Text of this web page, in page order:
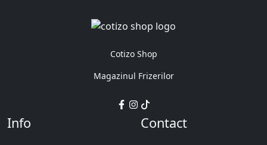
Cotizo Shop
Magazinul Frizerilor
Info Contact